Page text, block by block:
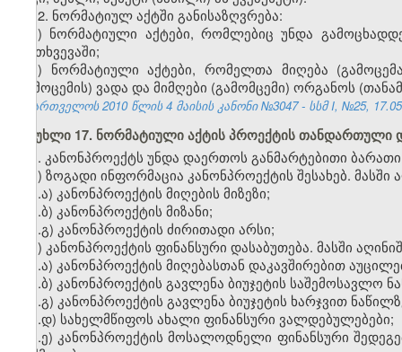
12. ნორმატიულ აქტში განისაზღვრება:
ა) ნორმატიული აქტები, რომლებიც უნდა
შემთხვევაში;
ბ) ნორმატიული აქტები, რომელთა მიღება
(გამოცემის) ვადა და მიმღები (გამომცემი) ორგანოს
საქართველოს 2010 წლის 4 მაისის კანონი №3047 - სსმ I, №25,
მუხლი 17. ნორმატიული აქტის პროექტის თანდართული
1. კანონპროექტს უნდა დაერთოს განმარტებითი
ა) ზოგადი ინფორმაცია კანონპროექტის შესახებ. მასში
ა.ა) კანონპროექტის მიღების მიზეზი;
ა.ბ) კანონპროექტის მიზანი;
ა.გ) კანონპროექტის ძირითადი არსი;
ბ) კანონპროექტის ფინანსური დასაბუთება. მასში
ბ.ა) კანონპროექტის მიღებასთან დაკავშირებით
ბ.ბ) კანონპროექტის გავლენა ბიუჯეტის საშემოსავლო
ბ.გ) კანონპროექტის გავლენა ბიუჯეტის ხარჯვით
ბ.დ) სახელმწიფოს ახალი ფინანსური ვალდებულებები;
ბ.ე) კანონპროექტის მოსალოდნელი ფინანსური